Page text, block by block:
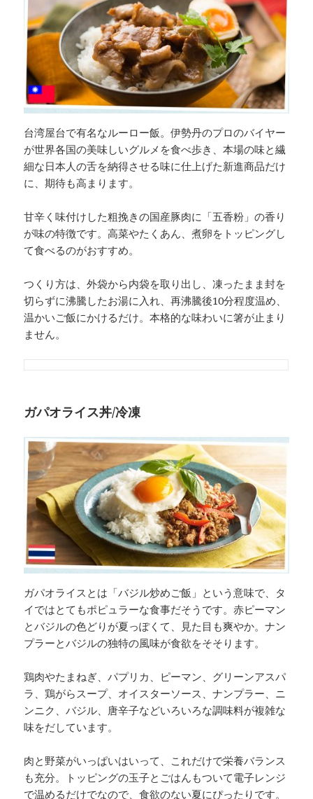
台湾屋台で有名なルーロー飯。伊勢丹のプロのバイヤー
が世界各国の美味しいグルメを食べ歩き、本場の味と繊
細な日本人の舌を納得させる味に仕上げた新進商品だけ
に、期待も高まります。
甘辛く味付けした粗挽きの国産豚肉に「五香粉」の香り
が味の特徴です。高菜やたくあん、煮卵をトッピングし
て食べるのがおすすめ。
つくり方は、外袋から内袋を取り出し、凍ったまま封を
切らずに沸騰したお湯に入れ、再沸騰後10分程度温め、
温かいご飯にかけるだけ。本格的な味わいに箸が止まり
ません。
ガパオライス丼/冷凍
ガパオライスとは「バジル炒めご飯」という意味で、タ
イではとてもポピュラーな食事だそうです。赤ピーマン
とバジルの色どりが夏っぽくて、見た目も爽やか。ナン
プラーとバジルの独特の風味が食欲をそそります。
鶏肉やたまねぎ、パプリカ、ピーマン、グリーンアスパ
ラ、鶏がらスープ、オイスターソース、ナンプラー、ニ
ンニク、バジル、唐辛子などいろいろな調味料が複雑な
味をだしています。
肉と野菜がいっぱいはいって、これだけで栄養バランス
も充分。トッピングの玉子とごはんもついて電子レンジ
で温めるだけでなので、食欲のない夏にぴったりです。